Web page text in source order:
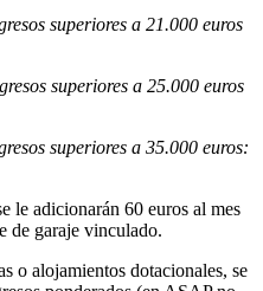
superiores a 21.000 euros
superiores a 25.000 euros
superiores a 35.000 euros:
le adicionarán 60 euros al mes
de garaje vinculado.
o alojamientos dotacionales, se